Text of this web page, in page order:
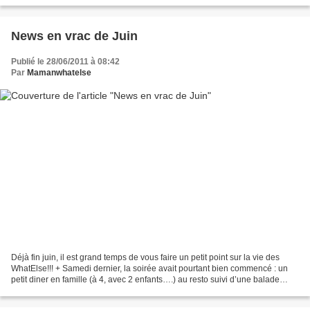
News en vrac de Juin
Publié le 28/06/2011 à 08:42
Par Mamanwhatelse
Déjà fin juin, il est grand temps de vous faire un petit point sur la vie des
WhatElse!!! + Samedi dernier, la soirée avait pourtant bien commencé : un
petit diner en famille (à 4, avec 2 enfants….) au resto suivi d’une balade